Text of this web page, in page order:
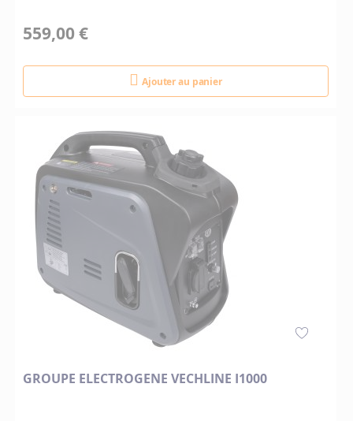
559,00 €
Ajouter au panier
GROUPE ELECTROGENE VECHLINE I1000